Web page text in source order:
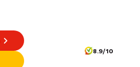
8.9/10